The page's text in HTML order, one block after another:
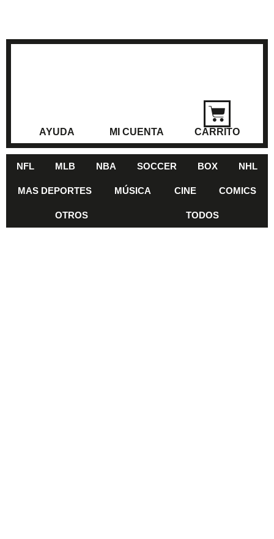
AYUDA MI CUENTA CARRITO
NFL MLB NBA SOCCER BOX NHL
MAS DEPORTES MÚSICA CINE COMICS
OTROS TODOS